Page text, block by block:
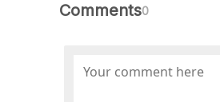
Comments0